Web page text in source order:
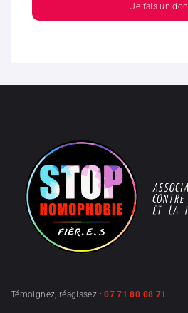
Je fais un don
Témoignez, réagissez :07 71 80 08 71